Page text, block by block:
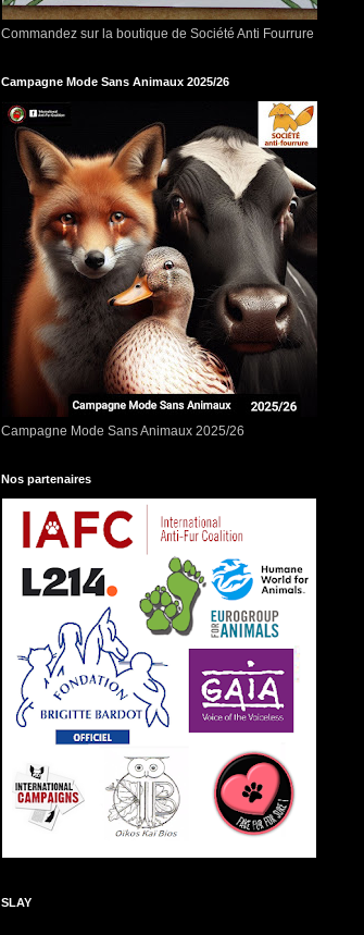
Commandez sur la boutique de Société Anti Fourrure
Campagne Mode Sans Animaux 2025/26
Campagne Mode Sans Animaux 2025/26
Nos partenaires
SLAY